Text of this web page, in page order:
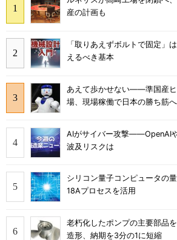
産の計画も
「取りあえずボルトで固定」
えるべき基本
あえて歩かせない――準国産ヒ
場、現場稼働で日本の勝ち筋へ
AIがサイバー攻撃――OpenAI
波及リスクは
シリコン量子コンピュータの
18Aプロセスを活用
老朽化したポンプの主要部品
造形、納期を3分の1に短縮